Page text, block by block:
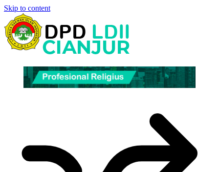
Skip to content